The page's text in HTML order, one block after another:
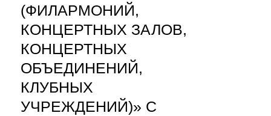
(ФИЛАРМОНИЙ,
КОНЦЕРТНЫХ ЗАЛОВ,
КОНЦЕРТНЫХ
ОБЪЕДИНЕНИЙ,
КЛУБНЫХ
УЧРЕЖДЕНИЙ)» С